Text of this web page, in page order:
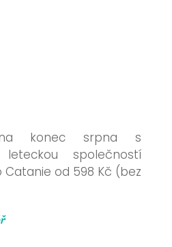
konec srpna s
leteckou společností
Catanie od 598 Kč (bez